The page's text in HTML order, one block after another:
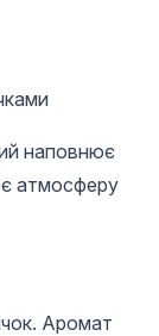
наповнює
атмосферу
Аромат